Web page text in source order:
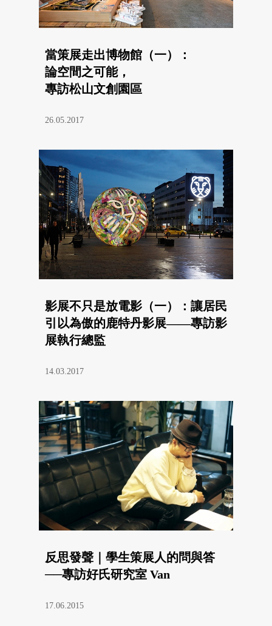
當策展走出博物館（一）：
論空間之可能，
專訪松山文創園區
26.05.2017
影展不只是放電影（一）：讓居民
引以為傲的鹿特丹影展——專訪影
展執行總監
14.03.2017
反思發聲｜學生策展人的問與答
──專訪好氏研究室 Van
17.06.2015